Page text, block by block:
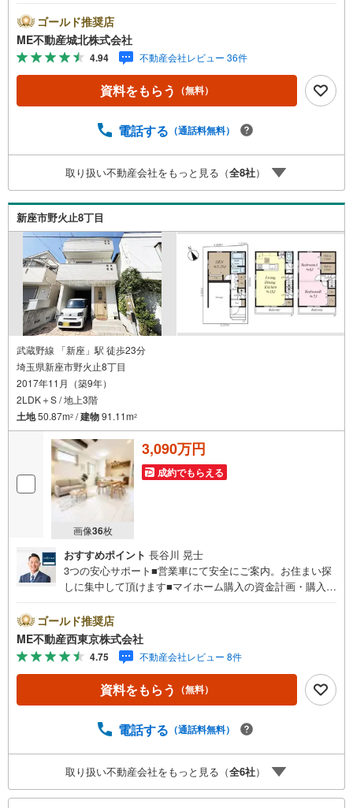
多数ございます！（1）勤続年数1ヶ月（2）自己資金0円
（3）産休/育休/契約社員/派遣社員/アルバイト/パート/独
身/自営業/経営者（4）延滞、滞納、個信アウト対応可
（5）収入合算や親子ローン（6）金融機関の借入まとめ
等、家具、家電、引越し費用等おまとめローン（7）永住権
無、持病あり、持ち家残債有でも相談可能●3つの安心サポ
頂けます。2.FPソフトを使用しマイホーム購入の資金計
に安心を提案します。3.どんなに信用のある建築会社でも
ご自分の目で確認することは重要ですよね。弊社は特殊機
材を使用してインスペクションを実施します。
ゴールド推奨店
ME不動産城北株式会社
4.94 不動産会社レビュー 36件
資料をもらう （無料）
電話する （通話料無料）
取り扱い不動産会社をもっと見る（全8社）
新座市野火止8丁目
武蔵野線 「新座」駅 徒歩23分
埼玉県新座市野火止8丁目
2017年11月（築9年）
2LDK＋S / 地上3階
土地50.87m2 /建物91.11m2
画像36枚
3,090万円
成約でもらえる
おすすめポイント 長谷川 晃士
3つの安心サポート■営業車にて安全にご案内。お住まい探
しに集中して頂けます■マイホーム購入の資金計画・購入か
どんなに信用のある建築会社でもご自分の目で確認するこ
とは重要ですよね。特殊機材を使用し物件状態を調査致し
ますご来店特典■FP相談キャッシュフローの作成無料でで
きます■未公開の物件情報をご紹介■弊社仲介にてご契約頂
くと1万円から最大10万円のご紹介料をお支払い！詳しくは
スタッフ迄 都内有数の1棟ビル大型店舗開店！■西武新宿線
う方はご自宅へ『無料送迎サービス』実施しております！■
ー、紙おむつ、アメニティ、大型個室ブース4部屋、各ブー
スモニター等完備しております！
ゴールド推奨店
ME不動産西東京株式会社
4.75 不動産会社レビュー 8件
資料をもらう （無料）
電話する （通話料無料）
取り扱い不動産会社をもっと見る（全6社）